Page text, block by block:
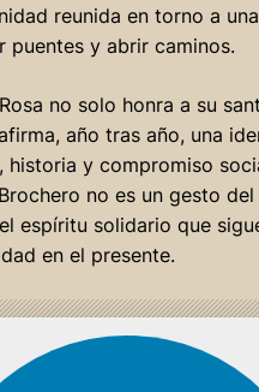
reunida en torno a
puentes y abrir caminos.
no solo honra a su
año tras año, una
historia y compromiso
no es un gesto del
espíritu solidario que
en el presente.